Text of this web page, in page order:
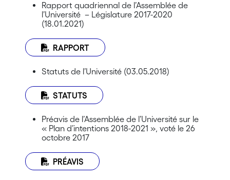
Rapport quadriennal de l’Assemblée de
l’Université – Législature 2017-2020
(18.01.2021)
RAPPORT
Statuts de l’Université (03.05.2018)
STATUTS
Préavis de l’Assemblée de l’Université sur le
« Plan d’intentions 2018-2021 », voté le 26
octobre 2017
PRÉAVIS